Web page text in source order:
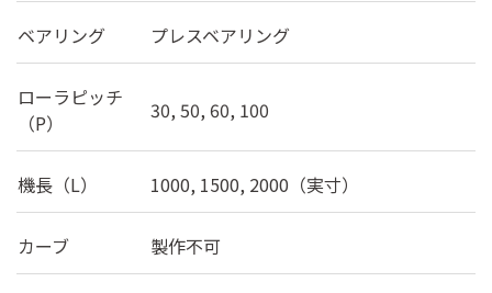
ベアリング プレスベアリング
ローラピッチ
（P）
30, 50, 60, 100
機長（L） 1000, 1500, 2000（実寸）
カーブ 製作不可